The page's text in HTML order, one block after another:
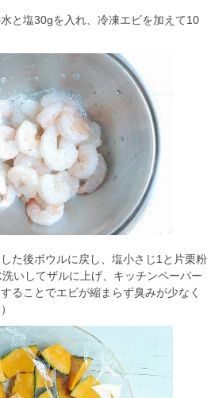
と塩30gを入れ、冷凍エビを加えて10
た後ボウルに戻し、塩小さじ1と片栗粉
いしてザルに上げ、キッチンペーパー
ることでエビが縮まらず臭みが少なく